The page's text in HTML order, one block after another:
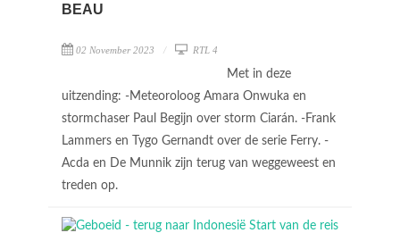
BEAU
02 November 2023 RTL 4
Met in deze
uitzending: -Meteoroloog Amara Onwuka en
stormchaser Paul Begijn over storm Ciarán. -Frank
Lammers en Tygo Gernandt over de serie Ferry. -
Acda en De Munnik zijn terug van weggeweest en
treden op.